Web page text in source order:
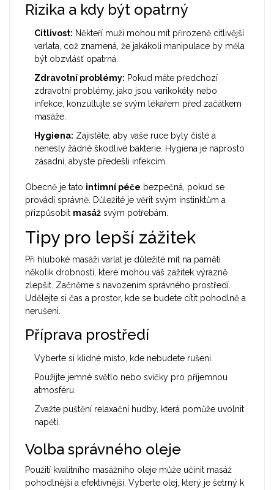
Rizika a kdy být opatrný
Citlivost: Někteří muži mohou mít přirozeně citlivější
varlata, což znamená, že jakákoli manipulace by měla
být obzvlášť opatrná.
Zdravotní problémy: Pokud máte předchozí
zdravotní problémy, jako jsou varikokély nebo
infekce, konzultujte se svým lékařem před začátkem
masáže.
Hygiena: Zajistěte, aby vaše ruce byly čisté a
nenesly žádné škodlivé bakterie. Hygiena je naprosto
zásadní, abyste předešli infekcím.
Obecně je tato intimní péče bezpečná, pokud se
provádí správně. Důležité je věřit svým instinktům a
přizpůsobit masáž svým potřebám.
Tipy pro lepší zážitek
Při hluboké masáži varlat je důležité mít na paměti
několik drobností, které mohou váš zážitek výrazně
zlepšit. Začněme s navozením správného prostředí.
Udělejte si čas a prostor, kde se budete cítit pohodlně a
nerušeni.
Příprava prostředí
Vyberte si klidné místo, kde nebudete rušeni.
Použijte jemné světlo nebo svíčky pro příjemnou
atmosféru.
Zvažte puštění relaxační hudby, která pomůže uvolnit
napětí.
Volba správného oleje
Použití kvalitního masážního oleje může učinit masáž
pohodlnější a efektivnější. Vyberte olej, který je šetrný k